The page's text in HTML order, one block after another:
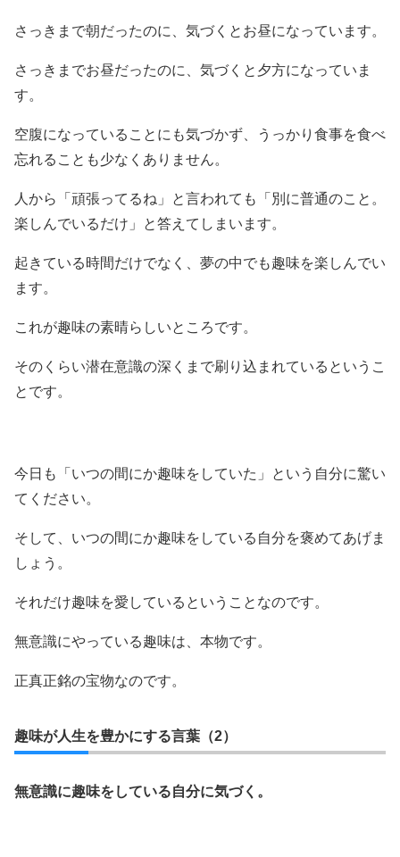
さっきまで朝だったのに、気づくとお昼になっています。
さっきまでお昼だったのに、気づくと夕方になっていま
す。
空腹になっていることにも気づかず、うっかり食事を食べ
忘れることも少なくありません。
人から「頑張ってるね」と言われても「別に普通のこと。
楽しんでいるだけ」と答えてしまいます。
起きている時間だけでなく、夢の中でも趣味を楽しんでい
ます。
これが趣味の素晴らしいところです。
そのくらい潜在意識の深くまで刷り込まれているというこ
とです。
今日も「いつの間にか趣味をしていた」という自分に驚い
てください。
そして、いつの間にか趣味をしている自分を褒めてあげま
しょう。
それだけ趣味を愛しているということなのです。
無意識にやっている趣味は、本物です。
正真正銘の宝物なのです。
趣味が人生を豊かにする言葉（2）
無意識に趣味をしている自分に気づく。